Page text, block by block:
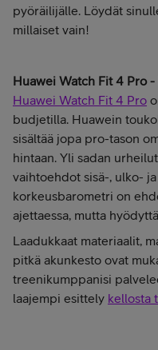
pyöräilijälle. Löydät
millaiset vain!
Huawei Watch Fit 4 Pro
Huawei Watch Fit 4 Pro
budjetilla. Huawein
sisältää jopa pro-tason
hintaan. Yli sadan
vaihtoehdot sisä-, ulko-
korkeusbarometri on
ajettaessa, mutta
Laadukkaat materiaalit,
pitkä akunkesto ovat
treenikumppanisi
laajempi esittely kellosta